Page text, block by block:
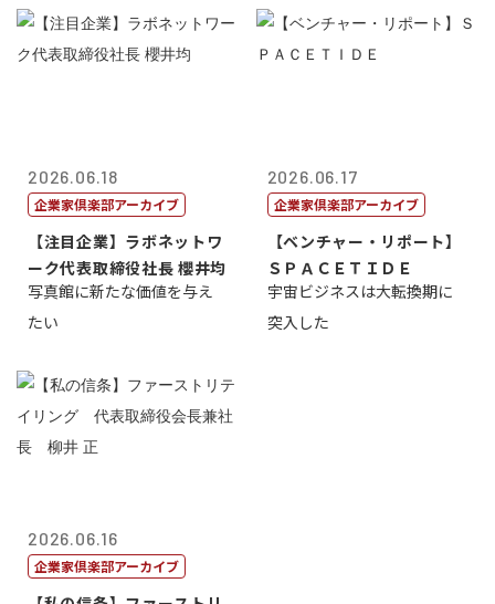
2026.06.18
企業家倶楽部アーカイブ
【注目企業】ラボネットワ
ーク代表取締役社長 櫻井均
写真館に新たな価値を与え
たい
2026.06.17
企業家倶楽部アーカイブ
【ベンチャー・リポート】
ＳＰＡＣＥＴＩＤＥ
宇宙ビジネスは大転換期に
突入した
2026.06.16
企業家倶楽部アーカイブ